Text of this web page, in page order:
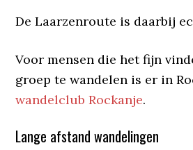
De Laarzenroute is daarbij
Voor mensen die het fijn
groep te wandelen is er in
wandelclub Rockanje.
Lange afstand wandelingen